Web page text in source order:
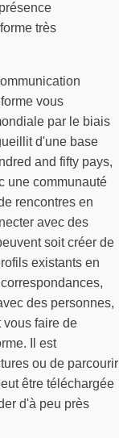
très
vous
par le biais
d'une base
and fifty pays,
une communauté
rencontres en
avec des
soit créer de
existants en
des personnes,
vous faire de
Il est
ou de parcourir
être téléchargée
d'à peu près